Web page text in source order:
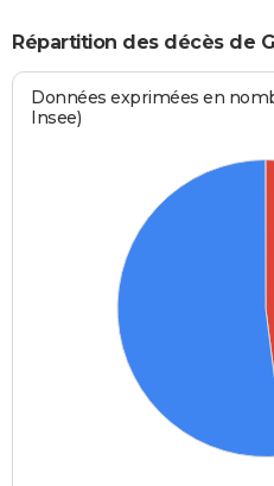
Répartition des décès de
Données exprimées en
Insee)